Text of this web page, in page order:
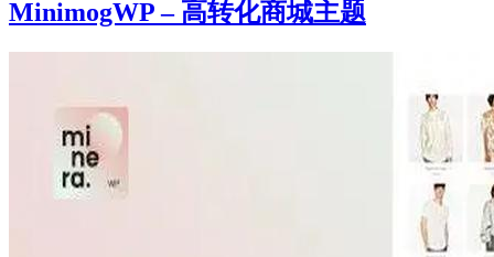
MinimogWP – 高转化商城主题